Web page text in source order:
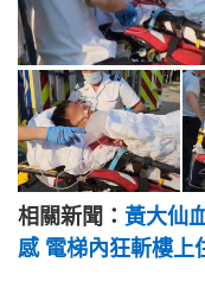
相關新聞： 黃大仙
感 電梯內狂斬樓上